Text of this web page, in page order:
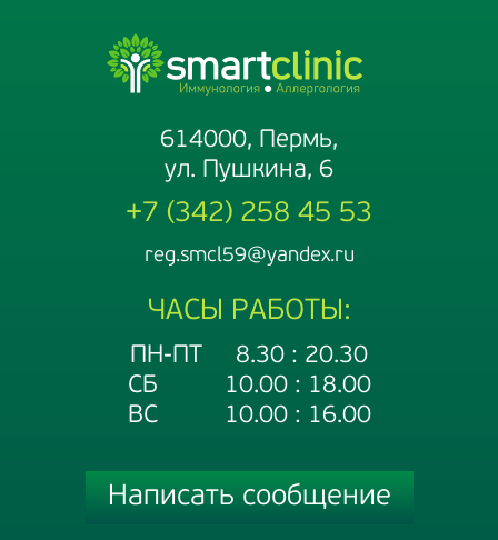
614000, Пермь,
ул. Пушкина, 6
+7 (342) 258 45 53
reg.smcl59@yandex.ru
ЧАСЫ РАБОТЫ:
ПН-ПТ 8.30 : 20.30
СБ 10.00 : 18.00
ВС 10.00 : 16.00
Написать сообщение